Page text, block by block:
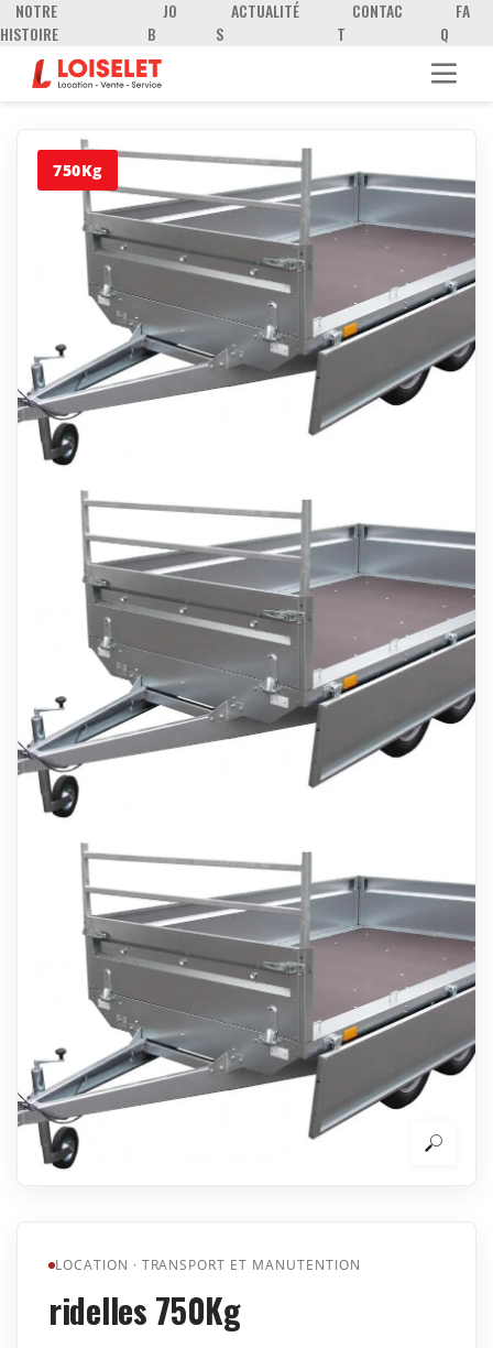
NOTRE
HISTOIRE
JO
B
ACTUALITÉ
S
CONTAC
T
FA
Q
750Kg
LOCATION · TRANSPORT ET MANUTENTION
ridelles 750Kg